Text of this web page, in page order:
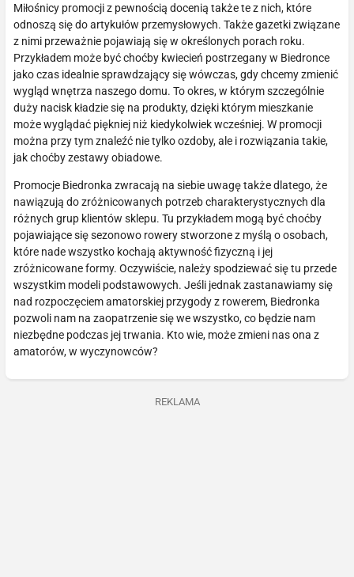
Miłośnicy promocji z pewnością docenią także te z nich, które
odnoszą się do artykułów przemysłowych. Także gazetki związane
z nimi przeważnie pojawiają się w określonych porach roku.
Przykładem może być choćby kwiecień postrzegany w Biedronce
jako czas idealnie sprawdzający się wówczas, gdy chcemy zmienić
wygląd wnętrza naszego domu. To okres, w którym szczególnie
duży nacisk kładzie się na produkty, dzięki którym mieszkanie
może wyglądać piękniej niż kiedykolwiek wcześniej. W promocji
można przy tym znaleźć nie tylko ozdoby, ale i rozwiązania takie,
jak choćby zestawy obiadowe.
Promocje Biedronka zwracają na siebie uwagę także dlatego, że
nawiązują do zróżnicowanych potrzeb charakterystycznych dla
różnych grup klientów sklepu. Tu przykładem mogą być choćby
pojawiające się sezonowo rowery stworzone z myślą o osobach,
które nade wszystko kochają aktywność fizyczną i jej
zróżnicowane formy. Oczywiście, należy spodziewać się tu przede
wszystkim modeli podstawowych. Jeśli jednak zastanawiamy się
nad rozpoczęciem amatorskiej przygody z rowerem, Biedronka
pozwoli nam na zaopatrzenie się we wszystko, co będzie nam
niezbędne podczas jej trwania. Kto wie, może zmieni nas ona z
amatorów, w wyczynowców?
REKLAMA